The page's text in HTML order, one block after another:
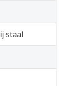
staal